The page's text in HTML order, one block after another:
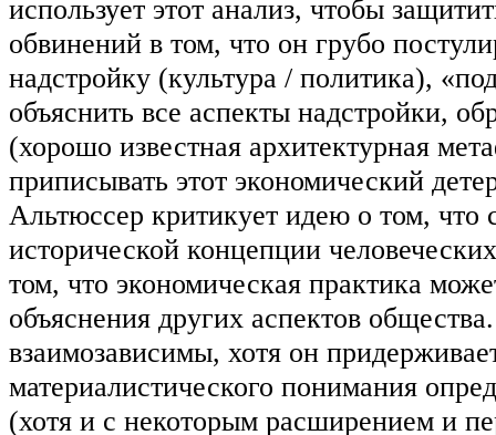
использует этот анализ, чтобы
обвинений в том, что он грубо
надстройку (культура / политика),
объяснить все аспекты надстройки,
(хорошо известная архитектурная
приписывать этот экономический
Альтюссер критикует идею о том, что
исторической концепции
том, что экономическая практика
объяснения других аспектов
взаимозависимы, хотя он
материалистического понимания
(хотя и с некоторым расширением и